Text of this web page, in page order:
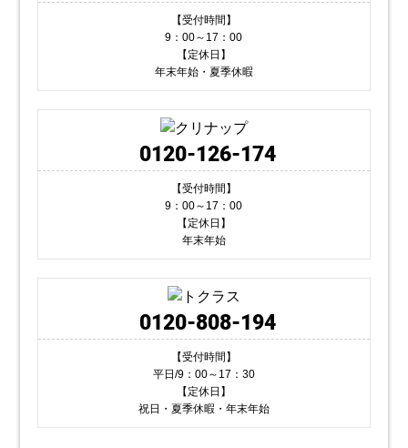
【受付時間】
9：00～17：00
【定休日】
年末年始・夏季休暇
0120-126-174
【受付時間】
9：00～17：00
【定休日】
年末年始
0120-808-194
【受付時間】
平日/9：00～17：30
【定休日】
祝日・夏季休暇・年末年始